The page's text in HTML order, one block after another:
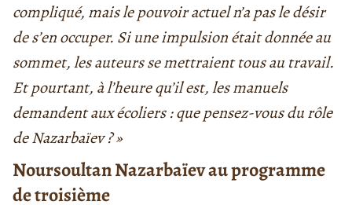
compliqué, mais le pouvoir actuel n’a pas le désir
de s’en occuper. Si une impulsion était donnée au
sommet, les auteurs se mettraient tous au travail.
Et pourtant, à l’heure qu’il est, les manuels
demandent aux écoliers : que pensez-vous du rôle
de Nazarbaïev ? »
Noursoultan Nazarbaïev au programme
de troisième